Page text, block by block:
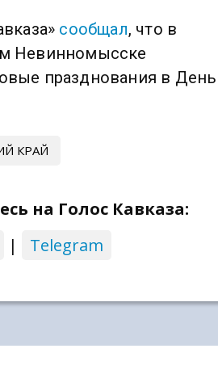
сообщал, что в
Невинномысске
празднования в День
КРАЙ
на Голос Кавказа:
| Telegram